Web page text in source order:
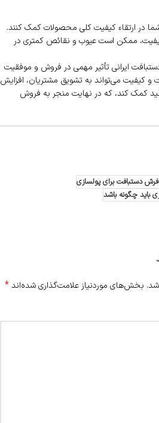
در ارتقاء کیفیت کلی محصولات کمک کنند.
ممکن است عیوب و نقائص کمتری در
ایرانی تأثیر مهمی در فروش و موفقیت
و کیفیت می‌تواند به تشویق مشتریان، افزایش
کمک کند، که در نهایت منجر به فروش
دستبافت برای پولسازی
باید چگونه باشد
بخش‌های موردنیاز علامت‌گذاری شده‌اند*